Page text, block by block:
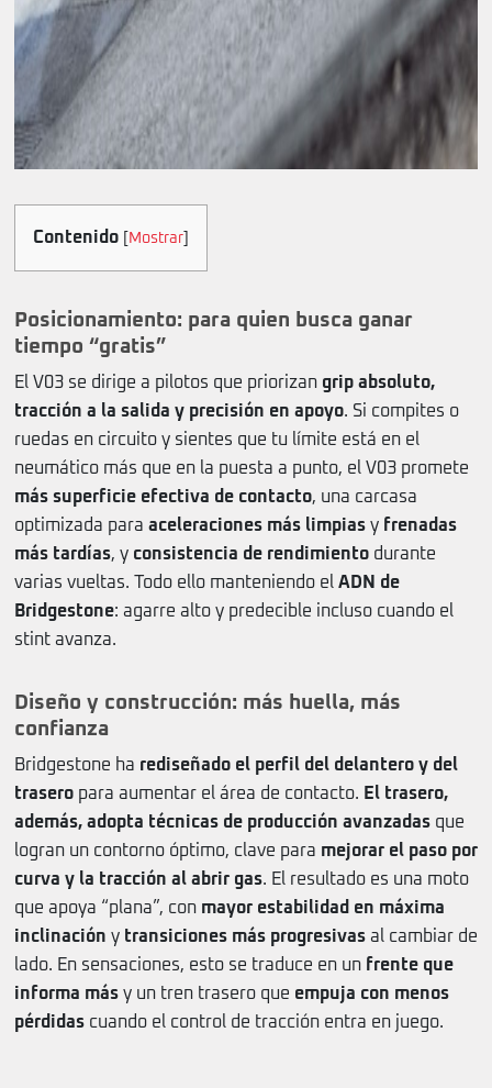
Contenido Mostrar
Posicionamiento: para quien busca ganar
tiempo “gratis”
El V03 se dirige a pilotos que priorizan grip absoluto,
tracción a la salida y precisión en apoyo. Si compites o
ruedas en circuito y sientes que tu límite está en el
neumático más que en la puesta a punto, el V03 promete
más superficie efectiva de contacto, una carcasa
optimizada para aceleraciones más limpias y frenadas
más tardías, y consistencia de rendimiento durante
varias vueltas. Todo ello manteniendo el ADN de
Bridgestone: agarre alto y predecible incluso cuando el
stint avanza.
Diseño y construcción: más huella, más
confianza
Bridgestone ha rediseñado el perfil del delantero y del
trasero para aumentar el área de contacto. El trasero,
además, adopta técnicas de producción avanzadas que
logran un contorno óptimo, clave para mejorar el paso por
curva y la tracción al abrir gas. El resultado es una moto
que apoya “plana”, con mayor estabilidad en máxima
inclinación y transiciones más progresivas al cambiar de
lado. En sensaciones, esto se traduce en un frente que
informa más y un tren trasero que empuja con menos
pérdidas cuando el control de tracción entra en juego.